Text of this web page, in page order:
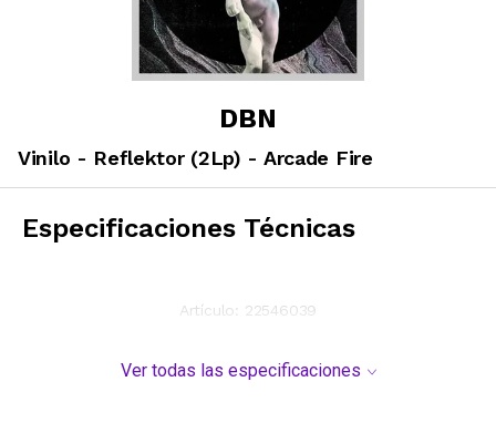
DBN
Vinilo - Reflektor (2Lp) - Arcade Fire
Especificaciones Técnicas
Artículo: 22546039
Ver todas las especificaciones